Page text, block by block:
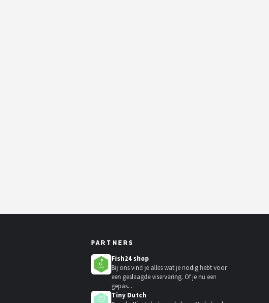
PARTNERS
Fish24 shop
Bij ons vind je alles wat je nodig hebt voor
een geslaagde viservaring. Of je nu een
gepas...
Tiny Dutch